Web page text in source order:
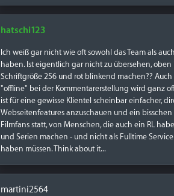
hatschi123
Ich weiß gar nicht wie oft sowohl das Team als
haben. Ist eigentlich gar nicht zu übersehen,
Schriftgröße 256 und rot blinkend machen??
"offline" bei der Kommentarerstellung wird ganz
ist für eine gewisse Klientel scheinbar einfacher,
Webseitenfeatures anzuschauen und ein
Filmfans statt, von Menschen, die auch ein RL
und Serien machen - und nicht als Fulltime
haben müssen. Think about it...
martini2564